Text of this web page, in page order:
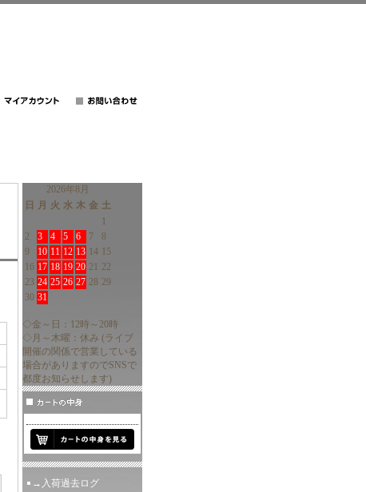
2026年8月
日
月 火 水 木 金 土
1
2
3 4 5 6 7
8
9
10 11 12 13 14 15
16 17 18 19 20 21 22
23 24 25 26 27 28 29
30 31
◇金～日：12時～20時
◇月～木曜：休み (ライブ
開催の関係で営業している
場合がありますのでSNSで
都度お知らせします)
→入荷過去ログ